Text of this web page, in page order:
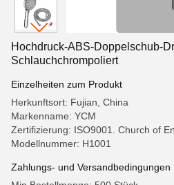
Hochdruck-ABS-Doppelschub-
Schlauchchrompoliert
Einzelheiten zum Produkt
Herkunftsort: Fujian, China
Markenname: YCM
Zertifizierung: ISO9001. Church of
Modellnummer: H1001
Zahlungs- und Versandbedingungen